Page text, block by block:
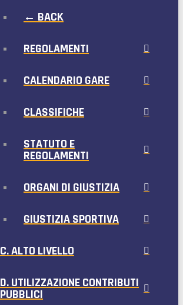
← BACK
REGOLAMENTI
CALENDARIO GARE
CLASSIFICHE
STATUTO E
REGOLAMENTI
ORGANI DI GIUSTIZIA
GIUSTIZIA SPORTIVA
C. ALTO LIVELLO
D. UTILIZZAZIONE CONTRIBUTI
PUBBLICI